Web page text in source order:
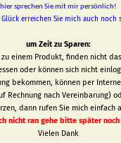
hier sprechen Sie mit mir persönlich!
Glück erreichen Sie mich auch noch
um Zeit zu Sparen:
zu einem Produkt, finden nicht
oder können sich nicht
bekommen, können per
Rechnung nach Vereinbarung)
dann rufen Sie mich einfach
nicht ran gehe bitte später
Vielen Dank